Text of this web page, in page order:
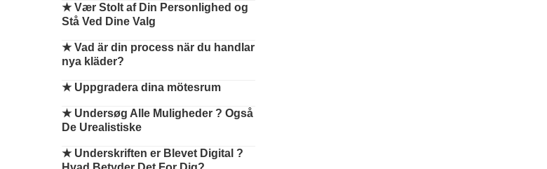
★Vær Stolt af Din Personlighed og
Stå Ved Dine Valg
★Vad är din process när du handlar
nya kläder?
★ Uppgradera dina mötesrum
★ Undersøg Alle Muligheder ? Også
De Urealistiske
★ Underskriften er Blevet Digital ?